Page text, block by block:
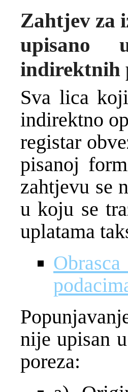
Zahtjev za
upisano
indirektnih
Sva lica
indirektno
registar
pisanoj
zahtjevu se
u koju se
uplatama
nije upisan
poreza: